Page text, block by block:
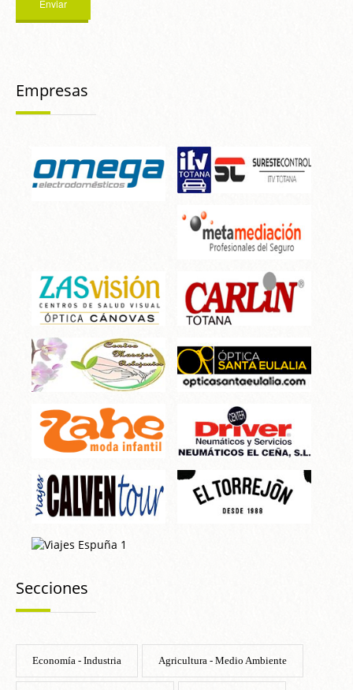
Empresas
Secciones
Economía - Industria Agricultura - Medio Ambiente